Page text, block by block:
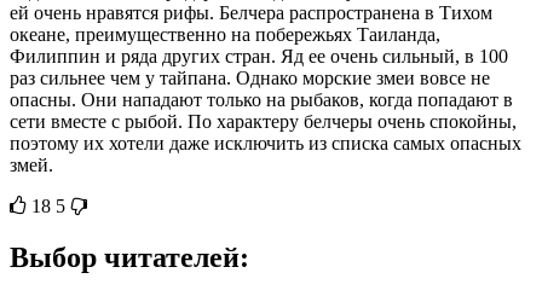
ей очень нравятся рифы. Белчера распространена в Тихом
океане, преимущественно на побережьях Таиланда,
Филиппин и ряда других стран. Яд ее очень сильный, в 100
раз сильнее чем у тайпана. Однако морские змеи вовсе не
опасны. Они нападают только на рыбаков, когда попадают в
сети вместе с рыбой. По характеру белчеры очень спокойны,
поэтому их хотели даже исключить из списка самых опасных
змей.
18 5
Выбор читателей: